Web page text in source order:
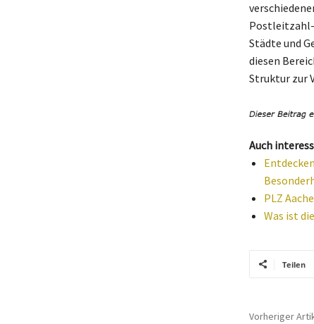
Städte und
diesen
Struktur zur
Auch
PLZ
Was ist
Teilen
Vorheriger